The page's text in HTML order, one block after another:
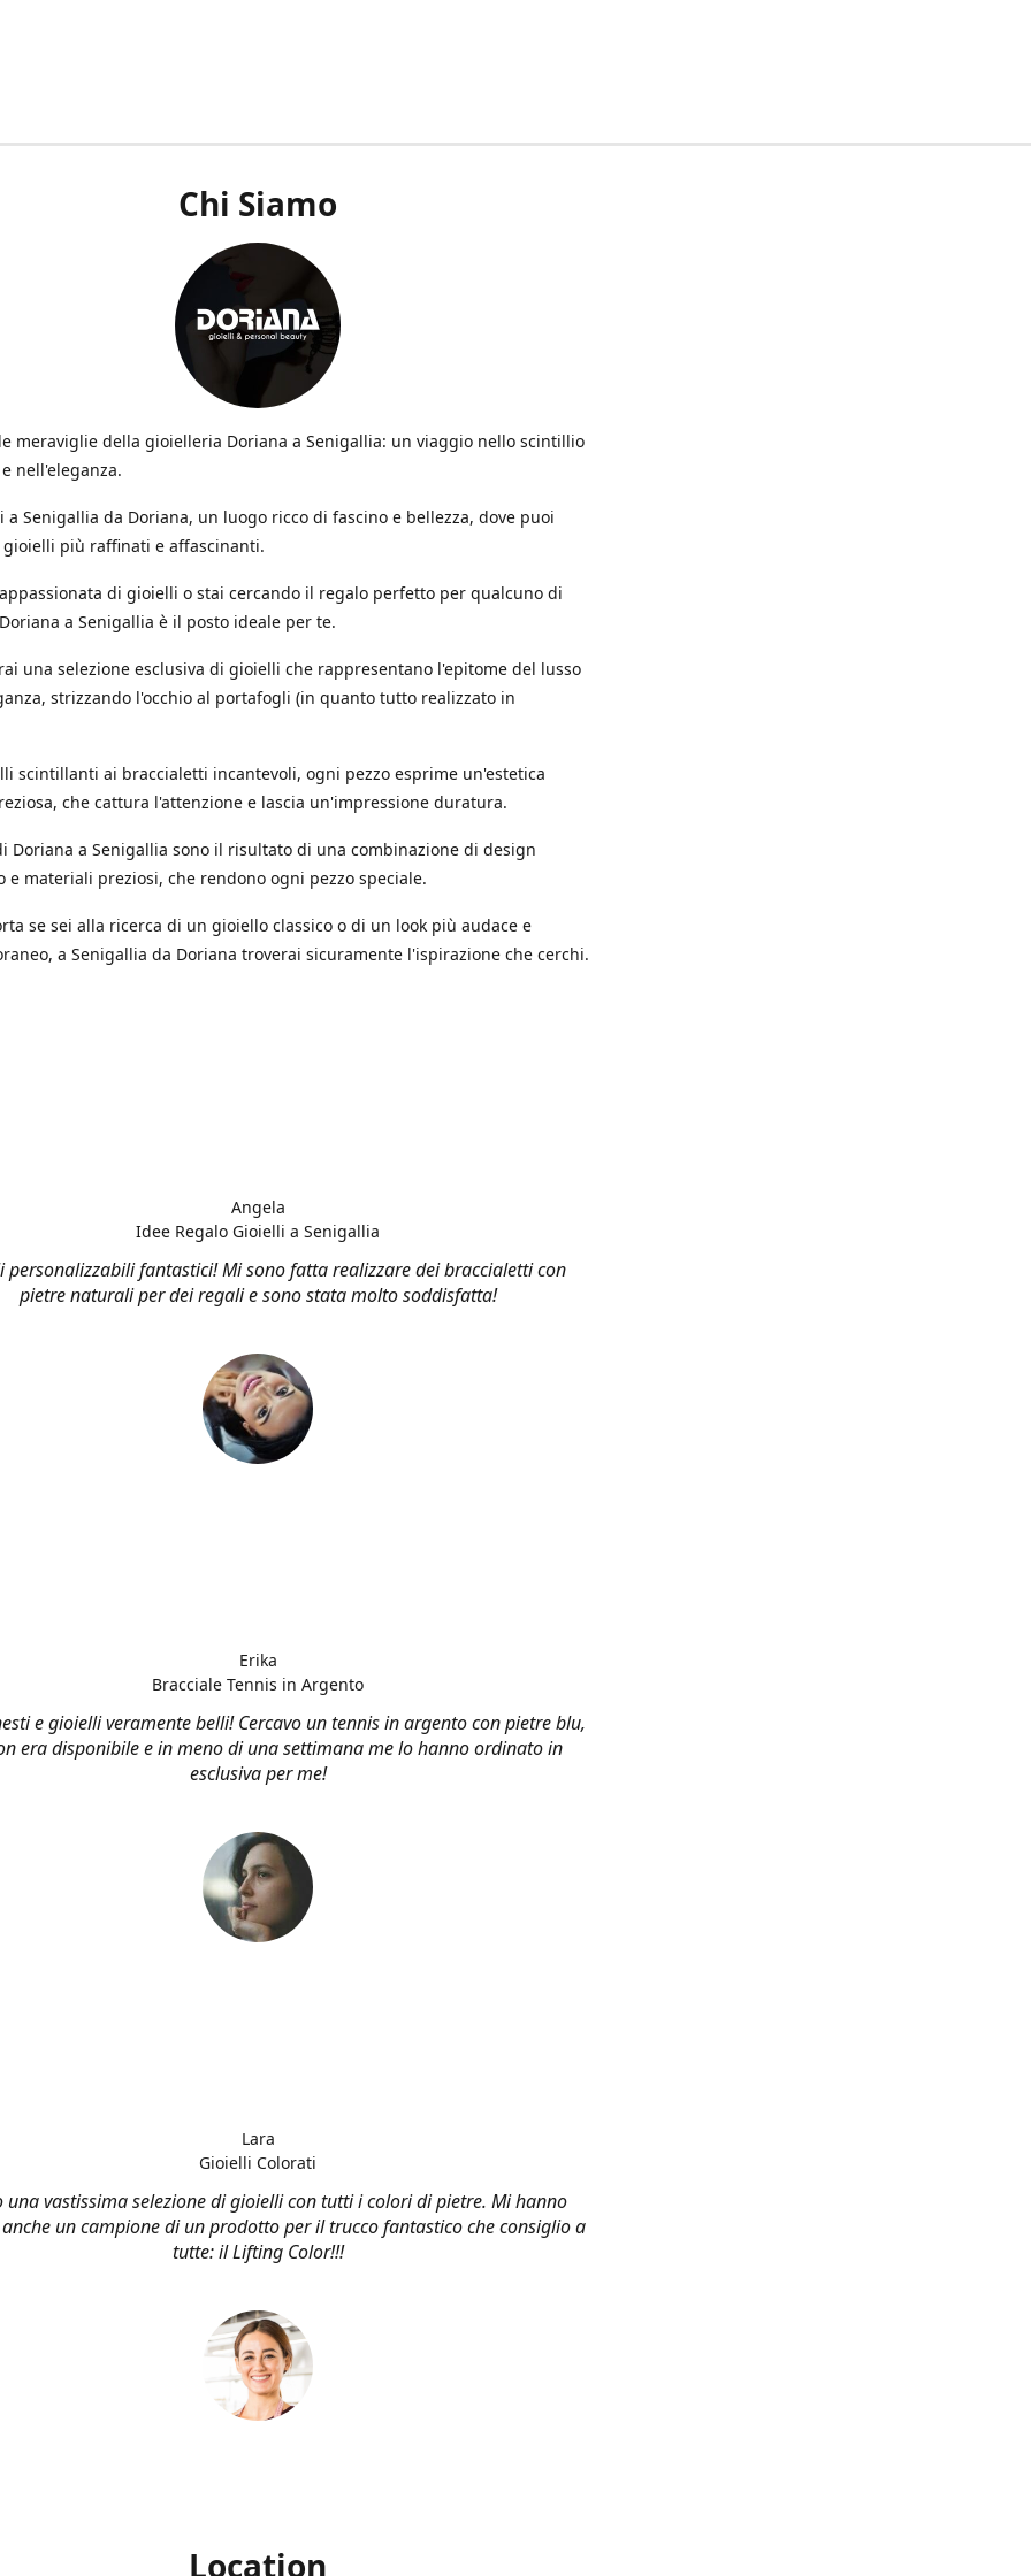
Chi Siamo
meraviglie della gioielleria Doriana a Senigallia: un viaggio nello scintillio
nell'eleganza.
a Senigallia da Doriana, un luogo ricco di fascino e bellezza, dove puoi
più raffinati e affascinanti.
di gioielli o stai cercando il regalo perfetto per qualcuno di
a Senigallia è il posto ideale per te.
una selezione esclusiva di gioielli che rappresentano l'epitome del lusso
strizzando l'occhio al portafogli (in quanto tutto realizzato in
scintillanti ai braccialetti incantevoli, ogni pezzo esprime un'estetica
che cattura l'attenzione e lascia un'impressione duratura.
Doriana a Senigallia sono il risultato di una combinazione di design
e materiali preziosi, che rendono ogni pezzo speciale.
se sei alla ricerca di un gioiello classico o di un look più audace e
a Senigallia da Doriana troverai sicuramente l'ispirazione che cerchi.
personalizzabili fantastici! Mi sono fatta realizzare dei braccialetti con
pietre naturali per dei regali e sono stata molto soddisfatta!
Angela
Idee Regalo Gioielli a Senigallia
e gioielli veramente belli! Cercavo un tennis in argento con pietre blu,
era disponibile e in meno di una settimana me lo hanno ordinato in
esclusiva per me!
Erika
Bracciale Tennis in Argento
una vastissima selezione di gioielli con tutti i colori di pietre. Mi hanno
un campione di un prodotto per il trucco fantastico che consiglio a
tutte: il Lifting Color!!!
Lara
Gioielli Colorati
Location